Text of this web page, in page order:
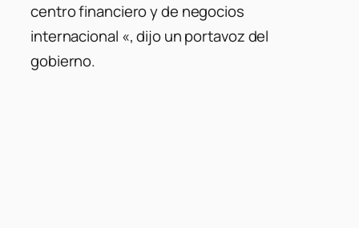
centro financiero y de negocios
internacional «, dijo un portavoz del
gobierno.